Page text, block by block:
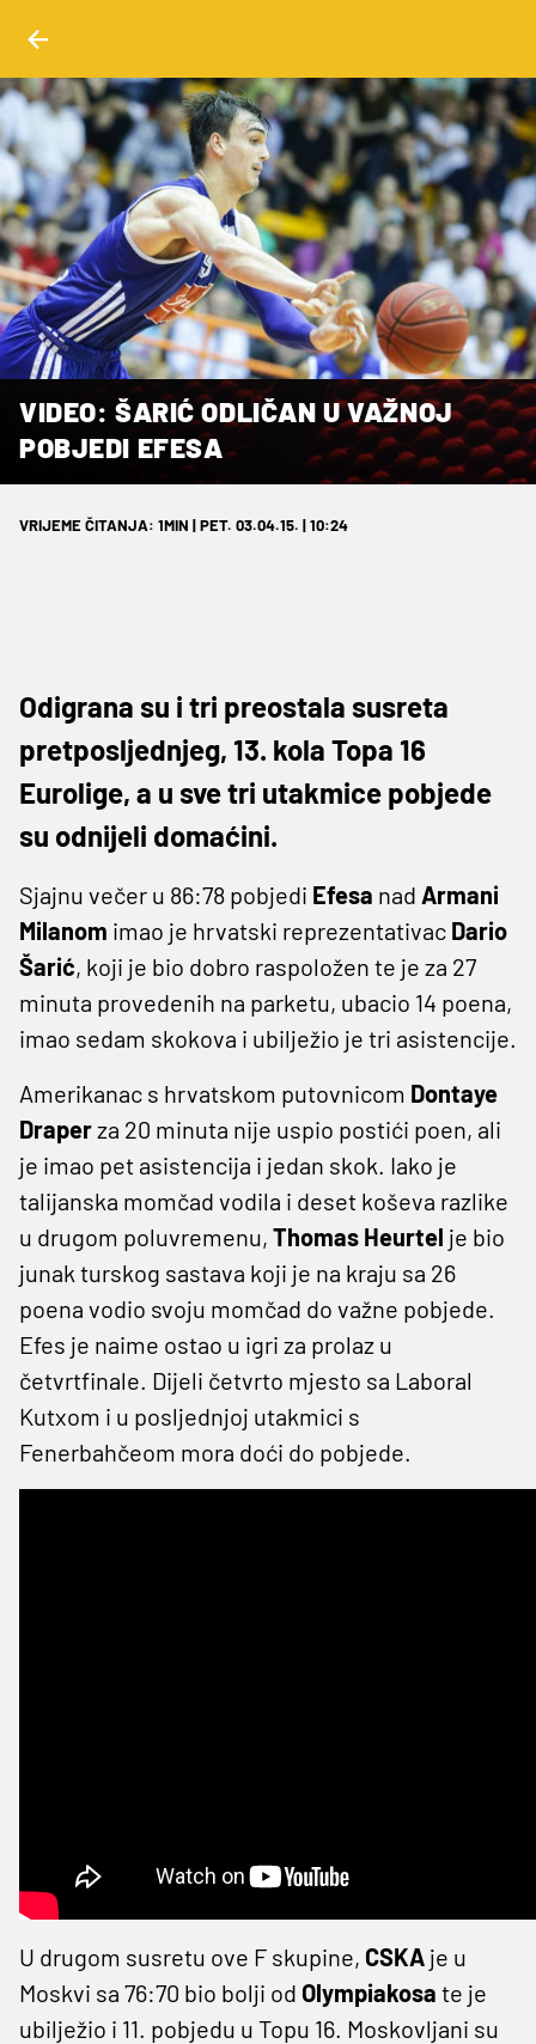
VIDEO: ŠARIĆ ODLIČAN U VAŽNOJ
POBJEDI EFESA
VRIJEME ČITANJA: 1MIN | PET. 03.04.15. | 10:24
Odigrana su i tri preostala susreta
pretposljednjeg, 13. kola Topa 16
Eurolige, a u sve tri utakmice pobjede
su odnijeli domaćini.
Sjajnu večer u 86:78 pobjedi Efesa nad Armani
Milanom imao je hrvatski reprezentativac Dario
Šarić, koji je bio dobro raspoložen te je za 27
minuta provedenih na parketu, ubacio 14 poena,
imao sedam skokova i ubilježio je tri asistencije.
Amerikanac s hrvatskom putovnicom Dontaye
Draperza 20 minuta nije uspio postići poen, ali
je imao pet asistencija i jedan skok. Iako je
talijanska momčad vodila i deset koševa razlike
u drugom poluvremenu, Thomas Heurtel je bio
junak turskog sastava koji je na kraju sa 26
poena vodio svoju momčad do važne pobjede.
Efes je naime ostao u igri za prolaz u
četvrtfinale. Dijeli četvrto mjesto sa Laboral
Kutxom i u posljednjoj utakmici s
Fenerbahčeom mora doći do pobjede.
U drugom susretu ove F skupine, CSKA je u
Moskvi sa 76:70 bio bolji od Olympiakosa te je
ubilježio i 11. pobjedu u Topu 16. Moskovljani su